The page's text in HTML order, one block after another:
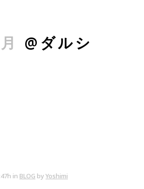
@ダルシ
in BLOG byYoshimi